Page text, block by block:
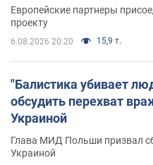
Европейские партнеры
проекту
6.08.2026 20:20 15,9 т.
"Балистика убивает
обсудить перехват
Украиной
Глава МИД Польши призвал
Украиной